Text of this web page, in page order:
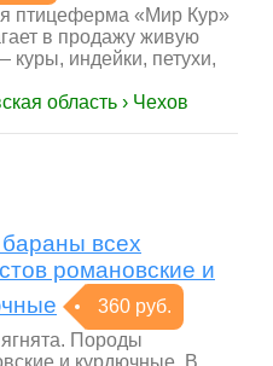
птицеферма «Мир Кур»
в продажу живую
куры, индейки, петухи,
область › Чехов
всех
романовские и
360 руб.
Породы
и курдючные. В